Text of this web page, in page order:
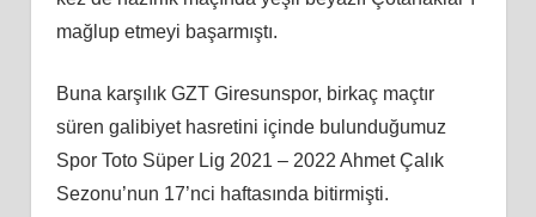
mağlup etmeyi başarmıştı.
Buna karşılık GZT Giresunspor, birkaç maçtır
süren galibiyet hasretini içinde bulunduğumuz
Spor Toto Süper Lig 2021 – 2022 Ahmet Çalık
Sezonu’nun 17’nci haftasında bitirmişti.